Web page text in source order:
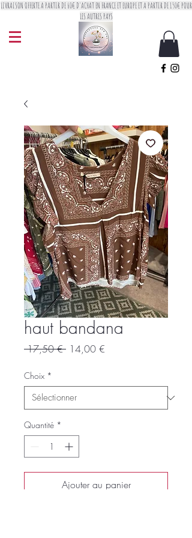
LIVRAISON OFFERTE A PARTIR DE 60€ D'ACHAT EN FRANCE ET EUROPE ET A PARTIR DE 150€ POUR
LES AUTRES PAYS
haut bandana
17,50 € Prix
14,00 €
Choix *
Quantité *
Ajouter au panier